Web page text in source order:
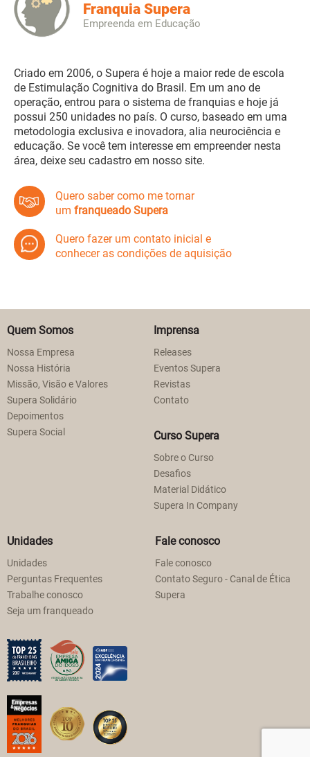
Franquia Supera
Empreenda em Educação
Criado em 2006, o Supera é hoje a maior rede de escola
de Estimulação Cognitiva do Brasil. Em um ano de
operação, entrou para o sistema de franquias e hoje já
possui 250 unidades no país. O curso, baseado em uma
metodologia exclusiva e inovadora, alia neurociência e
educação. Se você tem interesse em empreender nesta
área, deixe seu cadastro em nosso site.
Quero saber como me tornar
um franqueado Supera
Quero fazer um contato inicial e
conhecer as condições de aquisição
Quem Somos
Nossa Empresa
Nossa História
Missão, Visão e Valores
Supera Solidário
Depoimentos
Supera Social
Imprensa
Releases
Eventos Supera
Revistas
Contato
Curso Supera
Sobre o Curso
Desafios
Material Didático
Supera In Company
Unidades
Unidades
Perguntas Frequentes
Trabalhe conosco
Seja um franqueado
Fale conosco
Fale conosco
Contato Seguro - Canal de Ética
Supera